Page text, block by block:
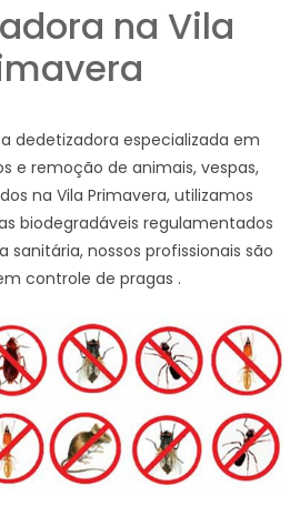
na Vila
dedetizadora especializada em
e remoção de animais, vespas,
na Vila Primavera, utilizamos
biodegradáveis regulamentados
sanitária, nossos profissionais são
controle de pragas .